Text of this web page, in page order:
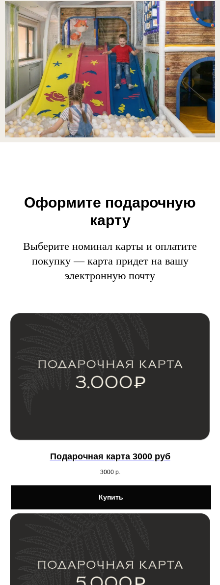
Оформите подарочную
карту
Выберите номинал карты и оплатите
покупку — карта придет на вашу
электронную почту
Подарочная карта 3000 руб
3000 р.
Купить